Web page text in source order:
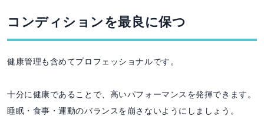
コンディションを最良に保つ
健康管理も含めてプロフェッショナルです。
十分に健康であることで、高いパフォーマンスを発揮できます。
睡眠・食事・運動のバランスを崩さないようにしましょう。